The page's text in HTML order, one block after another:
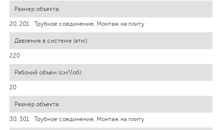
20, 201 Трубное соединение, Монтаж на плиту
220
20
30, 301 Трубное соединение, Монтаж на плиту